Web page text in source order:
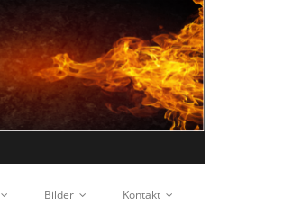
Bilder Kontakt